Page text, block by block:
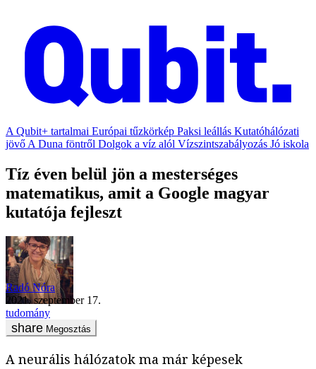
A Qubit+ tartalmai Európai tűzkörkép Paksi leállás Kutatóhálózati
jövő A Duna föntről Dolgok a víz alól Vízszintszabályozás Jó iskola
Tíz éven belül jön a mesterséges
matematikus, amit a Google magyar
kutatója fejleszt
Radó Nóra
2021. szeptember 17.
tudomány
Megosztás
A neurális hálózatok ma már képesek